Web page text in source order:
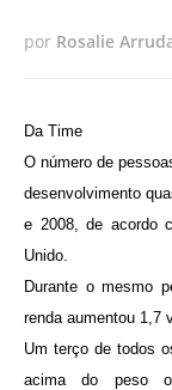
por Rosalie
Da Time
O número de
desenvolvimento
e 2008, de acordo
Unido.
Durante o mesmo
renda aumentou 1,7
Um terço de todos
acima do peso